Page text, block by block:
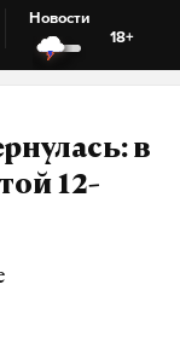
Новости
18+
в
12-